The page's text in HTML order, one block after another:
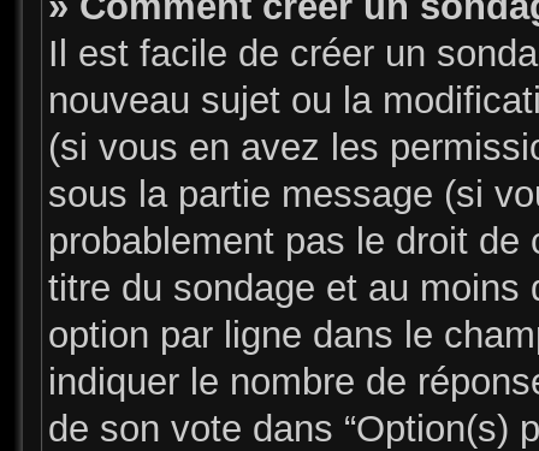
Il est facile de créer un
nouveau sujet ou la
(si vous en avez les
sous la partie message (si
probablement pas le droit
titre du sondage et au
option par ligne dans le
indiquer le nombre de
de son vote dans “Option(s)